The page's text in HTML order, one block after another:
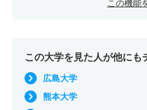
この機能
この大学を見た人が他にも
広島大学
熊本大学